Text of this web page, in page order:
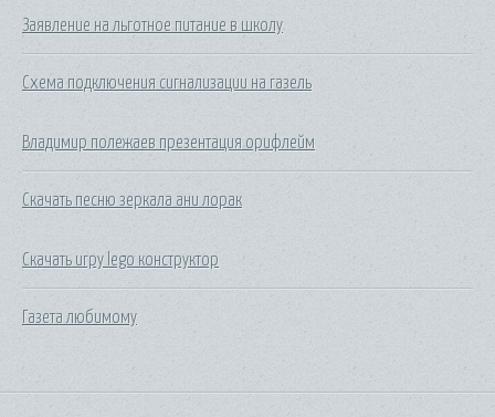
Заявление на льготное питание в школу
Схема подключения сигнализации на газель
Владимир полежаев презентация орифлейм
Скачать песню зеркала ани лорак
Скачать игру lego конструктор
Газета любимому